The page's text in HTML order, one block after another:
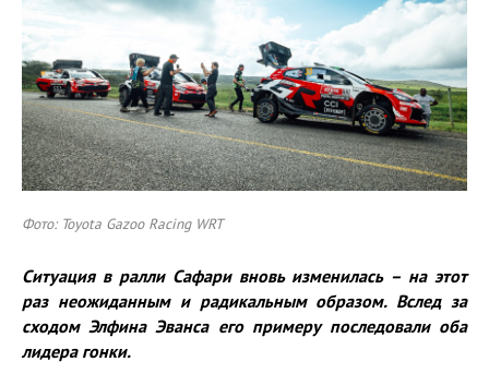
Фото: Toyota Gazoo Racing WRT
Ситуация в ралли Сафари вновь изменилась – на этот
раз неожиданным и радикальным образом. Вслед за
сходом Элфина Эванса его примеру последовали оба
лидера гонки.